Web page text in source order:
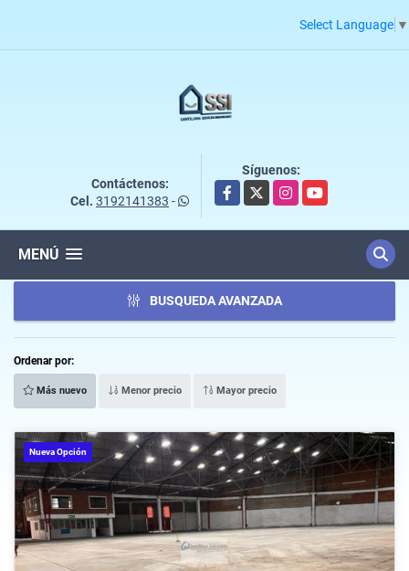
Select Language ▼
Contáctenos:
Cel. 3192141383 -
Síguenos:
Facebook
X InstagramYouTube
MENÚ
BUSQUEDA AVANZADA
Ordenar por:
Más nuevo Menor precio Mayor precio
Nueva Opción